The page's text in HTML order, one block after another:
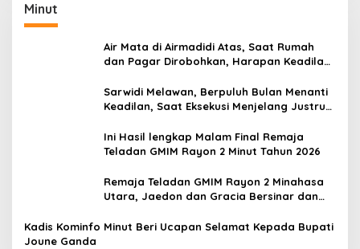
Minut
Air Mata di Airmadidi Atas, Saat Rumah
dan Pagar Dirobohkan, Harapan Keadilan
Sarwidi Melawan, Berpuluh Bulan Menanti
Keadilan, Saat Eksekusi Menjelang Justru
Ini Hasil lengkap Malam Final Remaja
Teladan GMIM Rayon 2 Minut Tahun 2026
Remaja Teladan GMIM Rayon 2 Minahasa
Utara, Jaedon dan Gracia Bersinar dan
Kadis Kominfo Minut Beri Ucapan Selamat Kepada Bupati
Joune Ganda